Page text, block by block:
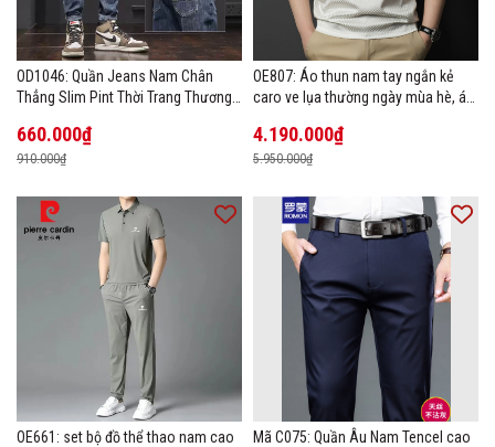
OD1046: Quần Jeans Nam Chân
Thẳng Slim Pint Thời Trang Thương
660.000₫
910.000₫
OE807: Áo thun nam tay ngắn kẻ
caro ve lụa thường ngày mùa hè, áo
4.190.000₫
5.950.000₫
OE661: set bộ đồ thể thao nam cao
Mã C075: Quần Âu Nam Tencel cao